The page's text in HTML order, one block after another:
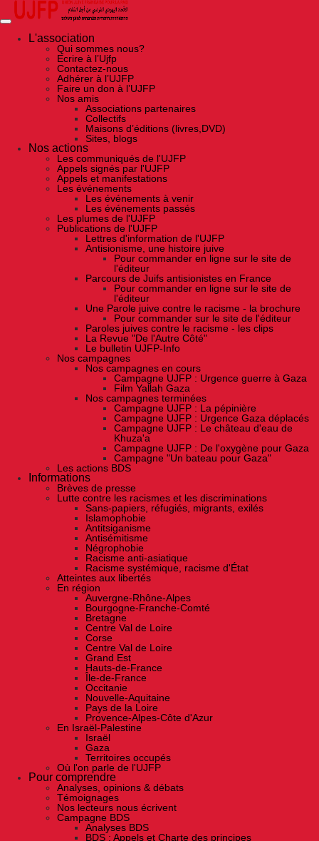
Skip
the
contentL'association
Qui sommes nous?
Ecrire à l’Ujfp
Contactez-nous
Adhérer à l’UJFP
Faire un don à l’UJFP
Nos amis
Associations partenaires
Collectifs
Maisons d’éditions (livres,DVD)
Sites, blogs
Nos actions
Les communiqués de l'UJFP
Appels signés par l'UJFP
Appels et manifestations
Les événements
Les événements à venir
Les événements passés
Les plumes de l'UJFP
Publications de l'UJFP
Lettres d'information de l'UJFP
Antisionisme, une histoire juive
Pour commander en ligne sur le site de
l'éditeur
Parcours de Juifs antisionistes en France
Pour commander en ligne sur le site de
l'éditeur
Une Parole juive contre le racisme - la brochure
Pour commander sur le site de l'éditeur
Paroles juives contre le racisme - les clips
La Revue "De l'Autre Côté"
Le bulletin UJFP-Info
Nos campagnes
Nos campagnes en cours
Campagne UJFP : Urgence guerre à Gaza
Film Yallah Gaza
Nos campagnes terminées
Campagne UJFP : La pépinière
Campagne UJFP : Urgence Gaza déplacés
Campagne UJFP : Le château d'eau de
Khuza'a
Campagne UJFP : De l'oxygène pour Gaza
Campagne "Un bateau pour Gaza"
Les actions BDS
Informations
Brèves de presse
Lutte contre les racismes et les discriminations
Sans-papiers, réfugiés, migrants, exilés
Islamophobie
Antitsiganisme
Antisémitisme
Négrophobie
Racisme anti-asiatique
Racisme systémique, racisme d'État
Atteintes aux libertés
En région
Auvergne-Rhône-Alpes
Bourgogne-Franche-Comté
Bretagne
Centre Val de Loire
Corse
Centre Val de Loire
Grand Est
Hauts-de-France
Île-de-France
Occitanie
Nouvelle-Aquitaine
Pays de la Loire
Provence-Alpes-Côte d'Azur
En Israël-Palestine
Israël
Gaza
Territoires occupés
Où l'on parle de l'UJFP
Pour comprendre
Analyses, opinions & débats
Témoignages
Nos lecteurs nous écrivent
Campagne BDS
Analyses BDS
BDS : Appels et Charte des principes